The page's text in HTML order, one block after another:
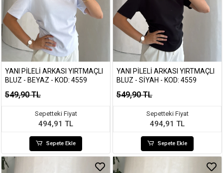
YANI PILELI ARKASI YIRTMAÇLI
BLUZ - BEYAZ - KOD: 4559
549,90 TL
Sepetteki Fiyat
494,91 TL
Sepete Ekle
YANI PILELI ARKASI YIRTMAÇLI
BLUZ - SIYAH - KOD: 4559
549,90 TL
Sepetteki Fiyat
494,91 TL
Sepete Ekle